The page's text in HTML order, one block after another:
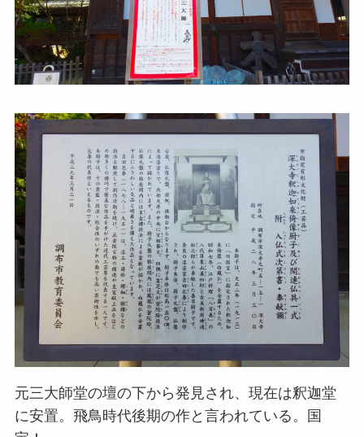
元三大師堂の壇の下から発見され、現在は釈迦堂
に安置。飛鳥時代後期の作と言われている。国